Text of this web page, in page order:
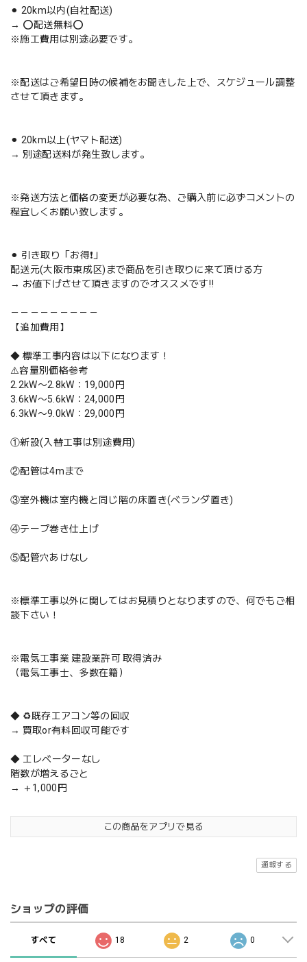
⚫︎ 20km以内(自社配送)
→ ⭕️配送無料⭕️
※施工費用は別途必要です。
※配送はご希望日時の候補をお聞きした上で、スケジュール調整
させて頂きます。
⚫︎ 20km以上(ヤマト配送)
→ 別途配送料が発生致します。
※発送方法と価格の変更が必要な為、ご購入前に必ずコメントの
程宜しくお願い致します。
⚫︎ 引き取り「お得❗️」
配送元(大阪市東成区)まで商品を引き取りに来て頂ける方
→ お値下げさせて頂きますのでオススメです‼️
－－－－－－－－－
【追加費用】
◆ 標準工事内容は以下になります！
⚠️容量別価格参考
2.2kW〜2.8kW：19,000円
3.6kW〜5.6kW：24,000円
6.3kW〜9.0kW：29,000円
①新設(入替工事は別途費用)
②配管は4mまで
③室外機は室内機と同じ階の床置き(ベランダ置き)
④テープ巻き仕上げ
⑤配管穴あけなし
※標準工事以外に関してはお見積りとなりますので、何でもご相
談下さい！
※電気工事業 建設業許可 取得済み
（電気工事士、多数在籍）
◆ ♻️既存エアコン等の回収
→ 買取or有料回収可能です
◆ エレベーターなし
階数が増えるごと
→ ＋1,000円
この商品をアプリで見る
通報する
ショップの評価
すべて 18 2 0